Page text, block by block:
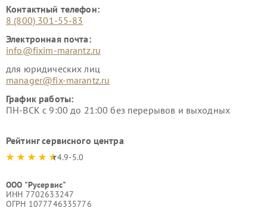
Контактный телефон:
8 (800) 301-55-83
Электронная почта:
info@fixim-marantz.ru
для юридических лиц
manager@fix-marantz.ru
График работы:
ПН-ВСК с 9:00 до 21:00 без перерывов и выходных
Рейтинг сервисного центра
4.9-5.0
ООО "Русервис"
ИНН 7702633247
ОГРН 1077746335776